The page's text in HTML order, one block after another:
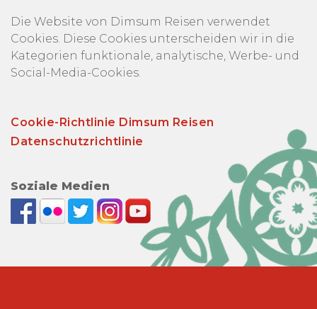
Die Website von Dimsum Reisen verwendet
Cookies. Diese Cookies unterscheiden wir in die
Kategorien funktionale, analytische, Werbe- und
Social-Media-Cookies.
Cookie-Richtlinie Dimsum Reisen
Datenschutzrichtlinie
Soziale Medien